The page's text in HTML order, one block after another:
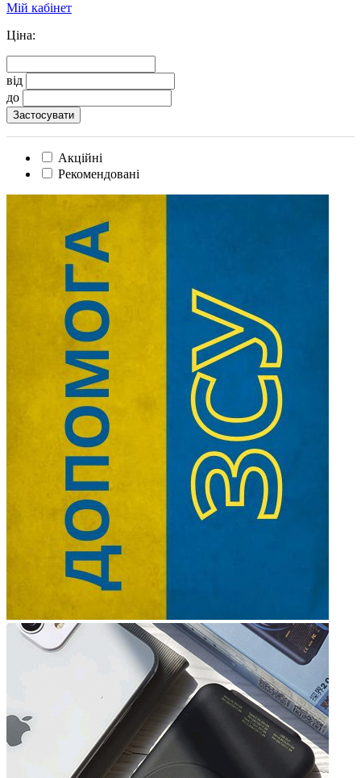
Мій кабінет
Ціна:
від
до
Акційні
Рекомендовані